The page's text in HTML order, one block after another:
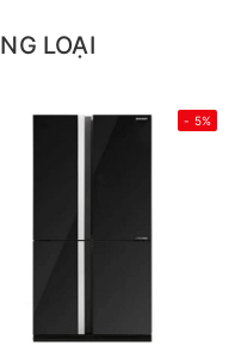
LOẠI
- 5%